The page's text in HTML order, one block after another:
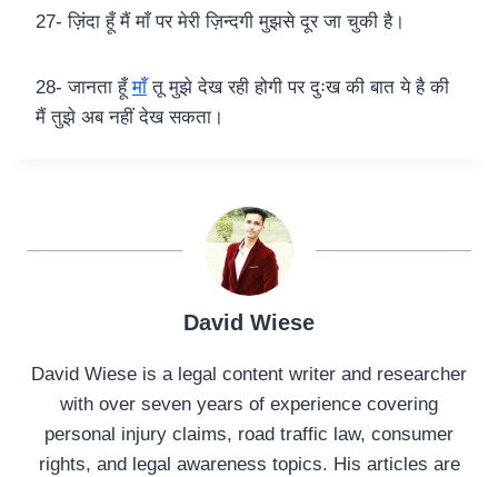
27- ज़िंदा हूँ मैं माँ पर मेरी ज़िन्दगी मुझसे दूर जा चुकी है।
28- जानता हूँमाँतू मुझे देख रही होगी पर दुःख की बात ये है की
मैं तुझे अब नहीं देख सकता।
David Wiese
David Wiese is a legal content writer and researcher
with over seven years of experience covering
personal injury claims, road traffic law, consumer
rights, and legal awareness topics. His articles are